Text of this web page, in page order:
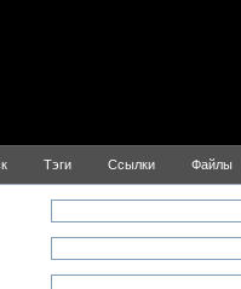
Тэги Ссылки Файлы